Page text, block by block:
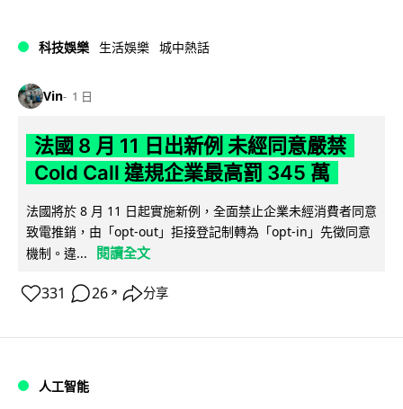
科技娛樂 生活娛樂 城中熱話
Vin 1 日
法國 8 月 11 日出新例 未經同意嚴禁
Cold Call 違規企業最高罰 345 萬
法國將於 8 月 11 日起實施新例，全面禁止企業未經消費者同意
致電推銷，由「opt-out」拒接登記制轉為「opt-in」先徵同意
機制。違...
閱讀全文
331 26 ↗ 分享
人工智能